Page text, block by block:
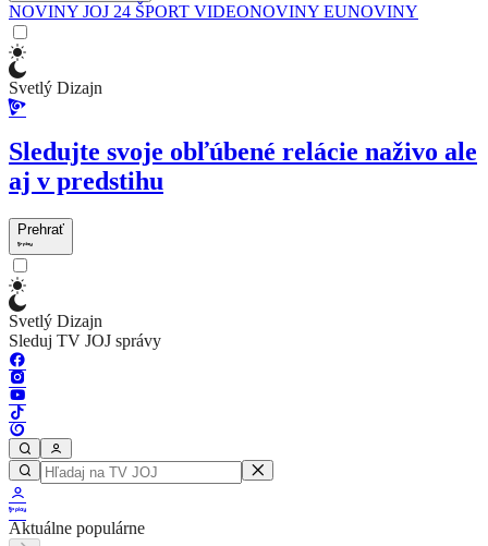
NOVINY JOJ 24 ŠPORT VIDEONOVINY EUNOVINY
Svetlý Dizajn
Sledujte svoje obľúbené relácie naživo ale
aj v predstihu
Prehrať
Svetlý Dizajn
Sleduj TV JOJ správy
Aktuálne populárne